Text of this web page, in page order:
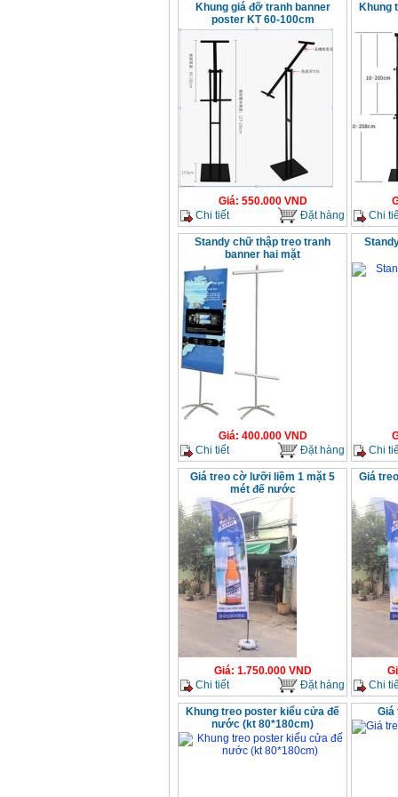
Khung giá đỡ tranh banner
poster KT 60-100cm
Giá: 550.000VND
Chi tiết
Đặt hàng
Khung
Chi
Standy chữ thập treo tranh
banner hai mặt
Giá: 400.000VND
Chi tiết
Đặt hàng
Chi
Giá treo cờ lưỡi liềm 1 mặt 5
mét đế nước
Giá: 1.750.000VND
Chi tiết
Đặt hàng
Giá
Chi
Khung treo poster kiểu cửa đế
nước (kt 80*180cm)
Giá